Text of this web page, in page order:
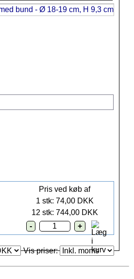
Pris ved køb af
1 stk: 74,00 DKK
12 stk: 744,00 DKK
Vis priser: